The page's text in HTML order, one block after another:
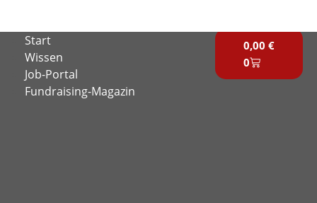
springen
Start
Wissen
Job-Portal
Fundraising-Magazin
0,00 €
0
Warenkorb